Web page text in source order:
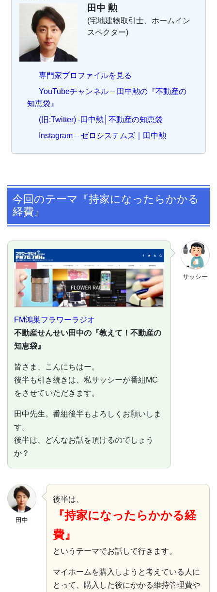
田中 勲
(宅地建物取引士、ホームイン
スペクター)
専門家プロファイルを見る
YouTubeチャンネル – 田中勲の『不動産の
知恵袋』
(旧:Twitter) -田中勲│不動産の知恵袋
Instagram – ゼロシステムズ｜田中勲
今回のテーマ『持家になったらかかる
経費』
サッシー
FM鴻巣フラワーラジオ
不動産せんせい田中の『教えて！不動産の
知恵袋』
皆さま、こんにちはー。
後半も引き続きは、私サッシーが番組MC
をさせていただきます。
田中先生。番組後半もよろしくお願いしま
す。
後半は、どんなお話を頂けるのでしょう
か？
田中
後半は、
『持家になったらかかる経
費』
というテーマでお話して行きます。
マイホームを購入しようと考えている人に
とって、購入した後にかかる維持管理費や